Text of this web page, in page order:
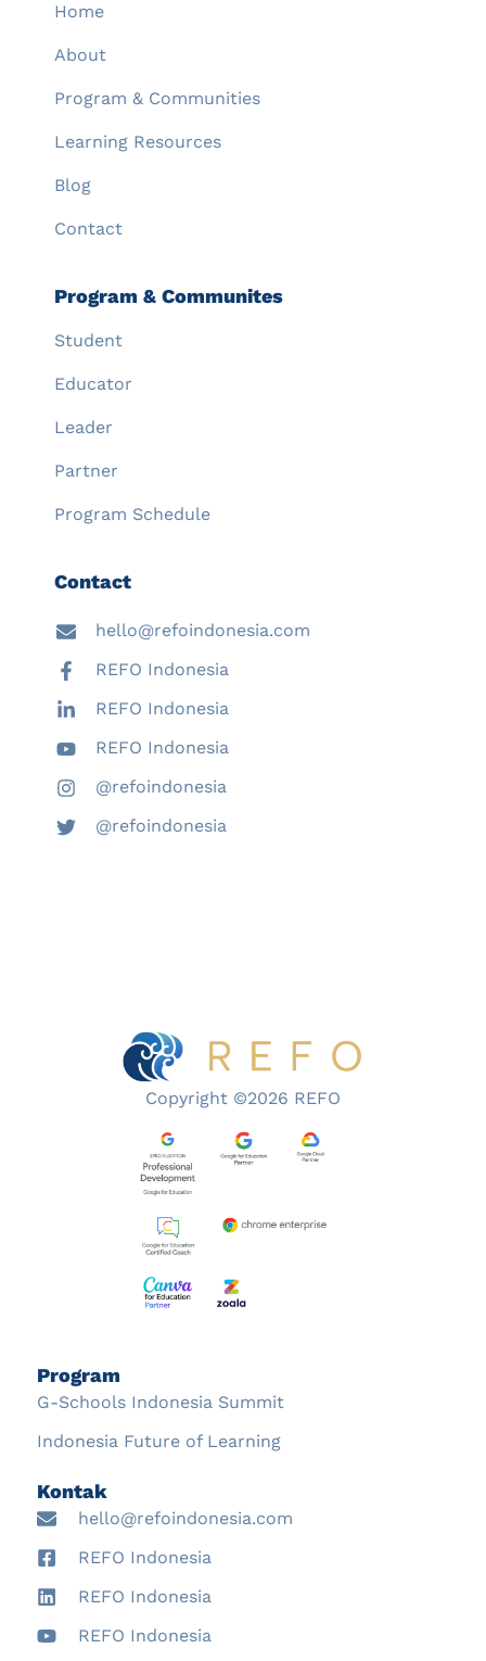
Home
About
Program & Communities
Learning Resources
Blog
Contact
Program & Communites
Student
Educator
Leader
Partner
Program Schedule
Contact
hello@refoindonesia.com
REFO Indonesia
REFO Indonesia
REFO Indonesia
@refoindonesia
@refoindonesia
Copyright ©2026 REFO
Program
G-Schools Indonesia Summit
Indonesia Future of Learning
Kontak
hello@refoindonesia.com
REFO Indonesia
REFO Indonesia
REFO Indonesia